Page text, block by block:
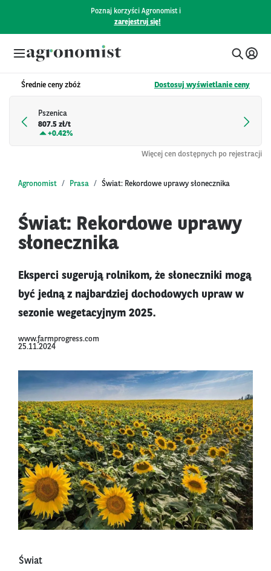
Poznaj korzyści Agronomist i
zarejestruj się!
Średnie ceny zbóż Dostosuj wyświetlanie ceny
Pszenica
807.5 zł/t
+0.42%
Więcej cen dostępnych po rejestracji
Agronomist Prasa Świat: Rekordowe uprawy słonecznika
Świat: Rekordowe uprawy
słonecznika
Eksperci sugerują rolnikom, że słoneczniki mogą
być jedną z najbardziej dochodowych upraw w
sezonie wegetacyjnym 2025.
www.farmprogress.com
25.11.2024
Świat